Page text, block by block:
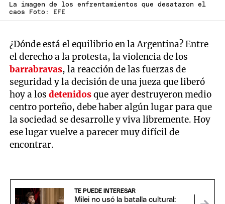
La imagen de los enfrentamientos que desataron el
caos Foto: EFE
¿Dónde está el equilibrio en la Argentina? Entre
el derecho a la protesta, la violencia de los
barrabravas, la reacción de las fuerzas de
seguridad y la decisión de una jueza que liberó
hoy a losdetenidosque ayer destruyeron medio
centro porteño, debe haber algún lugar para que
la sociedad se desarrolle y viva libremente. Hoy
ese lugar vuelve a parecer muy difícil de
encontrar.
TE PUEDE INTERESAR
Milei no usó la batalla cultural: